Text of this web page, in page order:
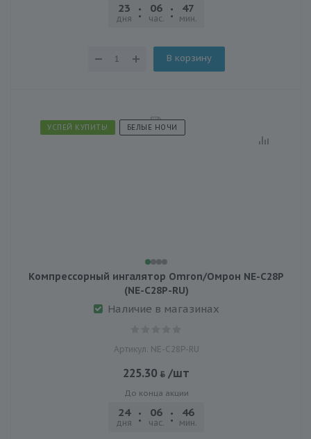
23
дня
06
час.
47
мин.
В корзину
УСПЕЙ КУПИТЬ! БЕЛЫЕ НОЧИ
Компрессорный ингалятор Omron/Омрон NE-C28P
(NE-C28P-RU)
Наличие в магазинах
Артикул: NE-C28P-RU
225.30 /шт
До конца акции
24
дня
06
час.
46
мин.